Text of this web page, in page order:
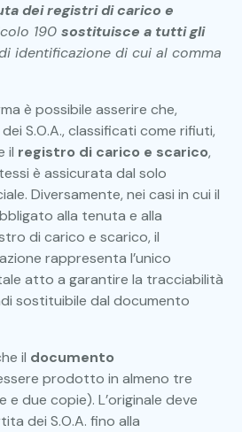
dei registri di carico e
190 sostituisce a tutti gli
identificazione di cui al comma
è possibile asserire che,
S.O.A., classificati come rifiuti,
il registro di carico e scarico,
è assicurata dal solo
Diversamente, nei casi in cui il
alla tenuta e alla
di carico e scarico, il
rappresenta l’unico
atto a garantire la tracciabilità
sostituibile dal documento
il documento
prodotto in almeno tre
e due copie). L’originale deve
dei S.O.A. fino alla